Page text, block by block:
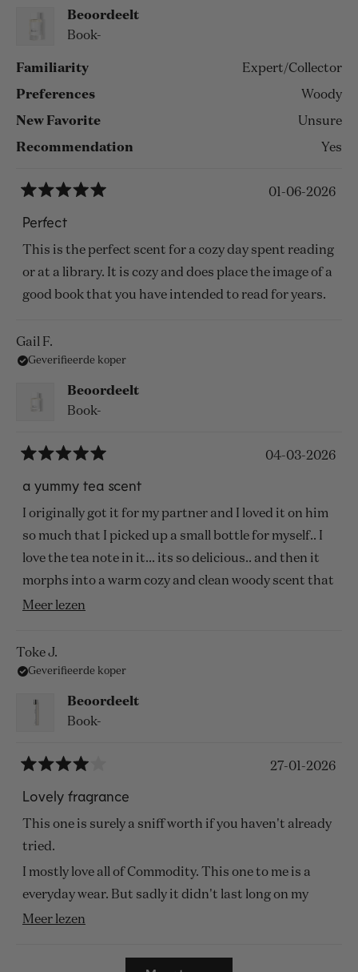
beoordeling
Beoordeelt
Book-
Familiarity Expert/Collector
Preferences Woody
New Favorite Unsure
Recommendation Yes
met
5
van
de
5
01-06-2026
Perfect
This is the perfect scent for a cozy day spent reading
or at a library. It is cozy and does place the image of a
good book that you have intended to read for years.
Gail F.
Geverifieerde koper
Beoordeelt
Book-
met
5
van
de
5
04-03-2026
a yummy tea scent
I originally got it for my partner and I loved it on him
so much that I picked up a small bottle for myself.. I
love the tea note in it... its so delicious.. and then it
morphs into a warm cozy and clean woody scent that
stays on... the entire scent is unassuming, subtle but
Meer lezen
deze
beoordeling
Toke J.
Geverifieerde koper
Beoordeelt
Book-
met
4
van
de
5
27-01-2026
Lovely fragrance
This one is surely a sniff worth if you haven't already
tried.
I mostly love all of Commodity. This one to me is a
everyday wear. But sadly it didn't last long on my
skin.
Meer lezen
Laden...